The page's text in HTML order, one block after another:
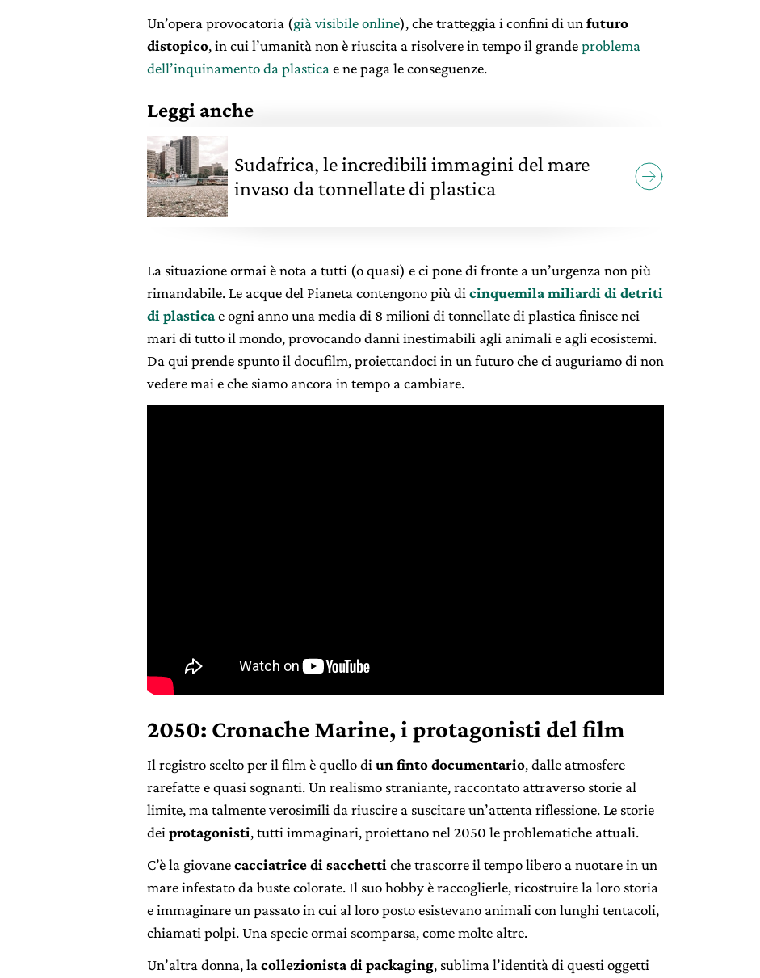
Un’opera provocatoria (già visibile online), che tratteggia i confini di un futuro
distopico, in cui l’umanità non è riuscita a risolvere in tempo il grandeproblema
dell’inquinamento da plastica e ne paga le conseguenze.
Leggi anche
Sudafrica, le incredibili immagini del mare
invaso da tonnellate di plastica
La situazione ormai è nota a tutti (o quasi) e ci pone di fronte a un’urgenza non più
rimandabile. Le acque del Pianeta contengono più di cinquemila miliardi di detriti
di plasticae ogni anno una media di 8 milioni di tonnellate di plastica finisce nei
mari di tutto il mondo, provocando danni inestimabili agli animali e agli ecosistemi.
Da qui prende spunto il docufilm, proiettandoci in un futuro che ci auguriamo di non
vedere mai e che siamo ancora in tempo a cambiare.
2050: Cronache Marine, i protagonisti del film
Il registro scelto per il film è quello di un finto documentario, dalle atmosfere
rarefatte e quasi sognanti. Un realismo straniante, raccontato attraverso storie al
limite, ma talmente verosimili da riuscire a suscitare un’attenta riflessione. Le storie
dei protagonisti, tutti immaginari, proiettano nel 2050 le problematiche attuali.
C’è la giovanecacciatrice di sacchetti che trascorre il tempo libero a nuotare in un
mare infestato da buste colorate. Il suo hobby è raccoglierle, ricostruire la loro storia
e immaginare un passato in cui al loro posto esistevano animali con lunghi tentacoli,
chiamati polpi. Una specie ormai scomparsa, come molte altre.
Un’altra donna, la collezionista di packaging, sublima l’identità di questi oggetti